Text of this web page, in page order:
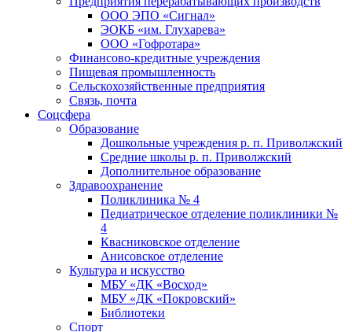
ООО ЭПО «Сигнал»
ЭОКБ «им. Глухарева»
ООО «Гофротара»
Финансово-кредитные учреждения
Пищевая промышленность
Сельскохозяйственные предприятия
Связь, почта
Соцсфера
Образование
Дошкольные учреждения р. п. Приволжский
Средние школы р. п. Приволжский
Дополнительное образование
Здравоохранение
Поликлиника № 4
Педиатрическое отделение поликлиники №
4
Квасниковское отделение
Анисовское отделение
Культура и искусство
МБУ «ДК «Восход»
МБУ «ДК «Покровский»
Библиотеки
Спорт